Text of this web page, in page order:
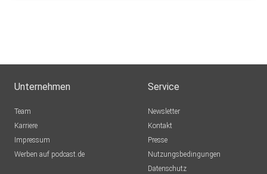
Unternehmen
Team
Karriere
Impressum
Werben auf podcast.de
Service
Newsletter
Kontakt
Presse
Nutzungsbedingungen
Datenschutz